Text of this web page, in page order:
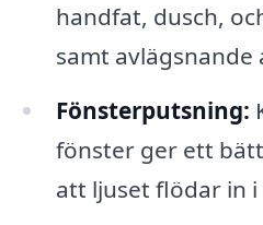
handfat, dusch,
samt avlägsnande
Fönsterputsning:
fönster ger ett
att ljuset flödar in